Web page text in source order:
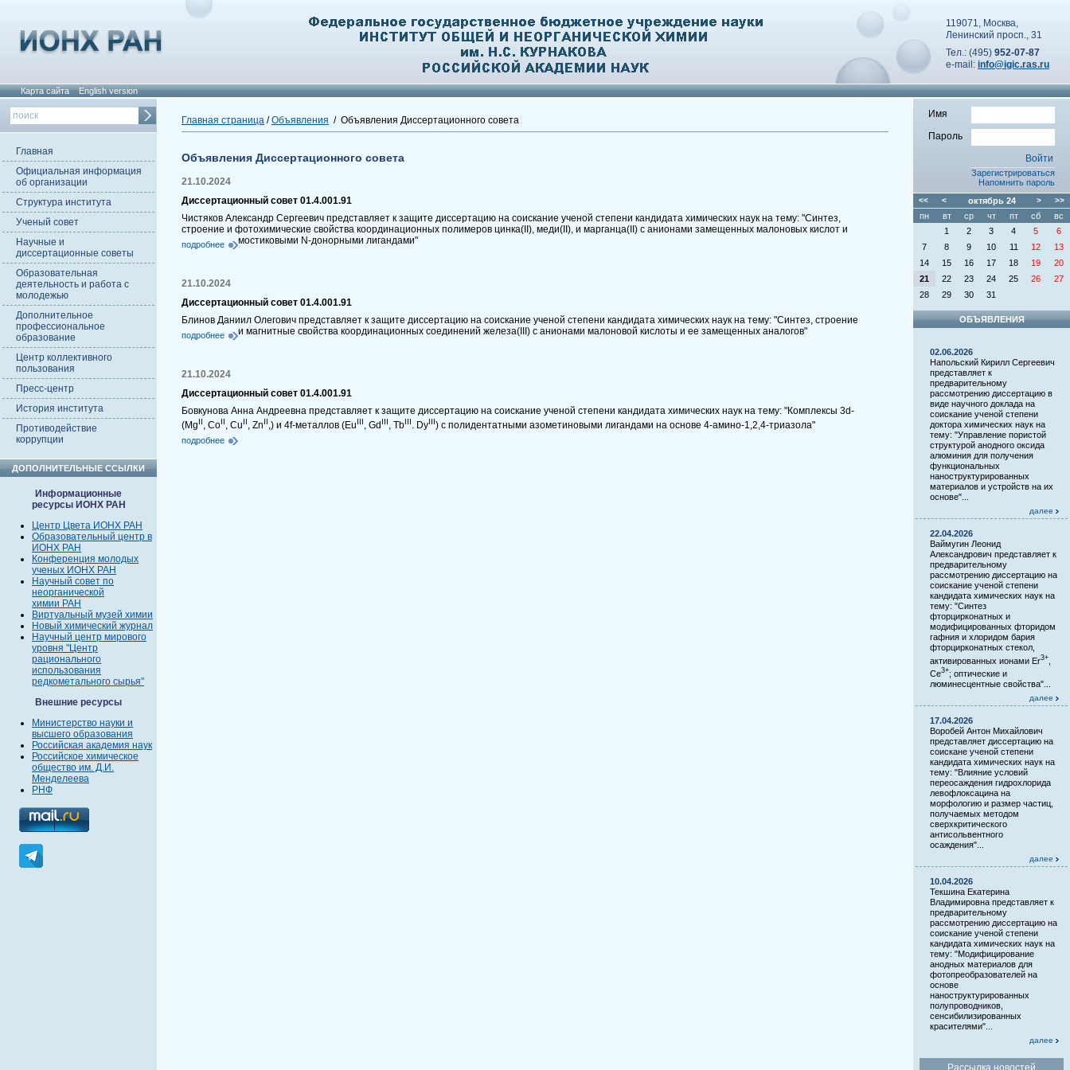
119071, Москва,
Ленинский просп., 31
Тел.: (495) 952-07-87
e-mail: info@igic.ras.ru
Карта сайта English version
Главная
Официальная информация
об организации
Структура института
Ученый совет
Научные и
диссертационные советы
Образовательная
деятельность и работа с
молодежью
Дополнительное
профессиональное
образование
Центр коллективного
пользования
Пресс-центр
История института
Противодействие
коррупции
ДОПОЛНИТЕЛЬНЫЕ ССЫЛКИ
Информационные
ресурсы ИОНХ РАН
Центр Цвета ИОНХ РАН
Образовательный центр в
ИОНХ РАН
Конференция молодых
ученых ИОНХ РАН
Научный совет по
неорганической
химии РАН
Виртуальный музей химии
Новый химический журнал
Научный центр мирового
уровня "Центр
рационального
использования
редкометального сырья"
Внешние ресурсы
Министерство науки и
высшего образования
Российская академия наук
Российское химическое
общество им. Д.И.
Менделеева
РНФ
Главная страница /Объявления / Объявления Диссертационного совета
Объявления Диссертационного совета
21.10.2024
Диссертационный совет 01.4.001.91
Чистяков Александр Сергеевич представляет к защите диссертацию на соискание ученой степени кандидата химических наук на тему: "Синтез,
строение и фотохимические свойства координационных полимеров цинка(II), меди(II), и марганца(II) с анионами замещенных малоновых кислот и
мостиковыми N-донорными лигандами"
подробнее
21.10.2024
Диссертационный совет 01.4.001.91
Блинов Даниил Олегович представляет к защите диссертацию на соискание ученой степени кандидата химических наук на тему: "Синтез, строение
и магнитные свойства координационных соединений железа(III) с анионами малоновой кислоты и ее замещенных аналогов"
подробнее
21.10.2024
Диссертационный совет 01.4.001.91
Бовкунова Анна Андреевна представляет к защите диссертацию на соискание ученой степени кандидата химических наук на тему: "Комплексы 3d-
(MgII, CoII, CuII, ZnII,) и 4f-металлов (EuIII, Gd III, TbIII. DyIII) с полидентатными азометиновыми лигандами на основе 4-амино-1,2,4-триазола"
подробнее
Имя
Пароль
Зарегистрироваться
Напомнить пароль
<< < октябрь24 > >>
пн вт ср чт пт сб
вс
1
2 3 4 5
6
7
8 9 10 11 12
13
14
15 16 17 18 19
20
21
22 23 24 25 26
27
28
29 30 31
ОБЪЯВЛЕНИЯ
02.06.2026
Напольский Кирилл Сергеевич
представляет к
предварительному
рассмотрению диссертацию в
виде научного доклада на
соискание ученой степени
доктора химических наук на
тему: "Управление пористой
структурой анодного оксида
алюминия для получения
функциональных
наноструктурированных
материалов и устройств на их
основе"...
далее
22.04.2026
Ваймугин Леонид
Александрович представляет к
предварительному
рассмотрению диссертацию на
соискание ученой степени
кандидата химических наук на
тему: "Синтез
фторцирконатных и
модифицированных фторидом
гафния и хлоридом бария
фторцирконатных стекол,
активированных ионами Er3+
Ce3+; оптические и
люминесцентные свойства"...
далее
17.04.2026
Воробей Антон Михайлович
представляет диссертацию на
соискане ученой степени
кандидата химических наук на
тему: "Влияние условий
переосаждения гидрохлорида
левофлоксацина на
морфологию и размер частиц,
получаемых методом
сверхкритического
антисольвентного
осаждения"...
далее
10.04.2026
Текшина Екатерина
Владимировна представляет к
предварительному
рассмотрению диссертацию на
соискание ученой степени
кандидата химических наук на
тему: "Модифицирование
анодных материалов для
фотопреобразователей на
основе
наноструктурированных
полупроводников,
сенсибилизированных
красителями"...
далее